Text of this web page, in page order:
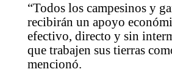
“Todos los campesinos y
recibirán un apoyo
efectivo, directo y sin
que trabajen sus tierras
mencionó.